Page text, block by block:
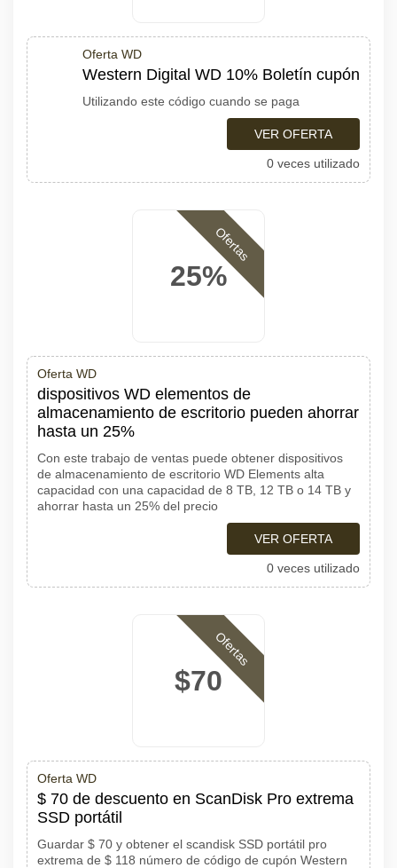
Oferta WD
Western Digital WD 10% Boletín cupón
Utilizando este código cuando se paga
VER OFERTA
0 veces utilizado
25%
Ofertas
Oferta WD
dispositivos WD elementos de
almacenamiento de escritorio pueden ahorrar
hasta un 25%
Con este trabajo de ventas puede obtener dispositivos
de almacenamiento de escritorio WD Elements alta
capacidad con una capacidad de 8 TB, 12 TB o 14 TB y
ahorrar hasta un 25% del precio
VER OFERTA
0 veces utilizado
$70
Ofertas
Oferta WD
$ 70 de descuento en ScanDisk Pro extrema
SSD portátil
Guardar $ 70 y obtener el scandisk SSD portátil pro
extrema de $ 118 número de código de cupón Western